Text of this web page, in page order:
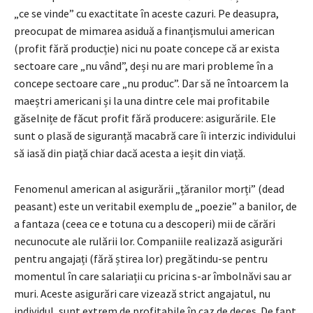
„ce se vinde” cu exactitate în aceste cazuri. Pe deasupra,
preocupat de mimarea asiduă a finanțismului american
(profit fără producție) nici nu poate concepe că ar exista
sectoare care „nu vând”, deși nu are mari probleme în a
concepe sectoare care „nu produc”. Dar să ne întoarcem la
maeștri americani și la una dintre cele mai profitabile
găselnițe de făcut profit fără producere: asigurările. Ele
sunt o plasă de siguranță macabră care îi interzic individului
să iasă din piață chiar dacă acesta a ieșit din viață.
Fenomenul american al asigurării „țăranilor morți” (dead
peasant) este un veritabil exemplu de „poezie” a banilor, de
a fantaza (ceea ce e totuna cu a descoperi) mii de cărări
necunocute ale rulării lor. Companiile realizază asigurări
pentru angajați (fără știrea lor) pregătindu-se pentru
momentul în care salariații cu pricina s-ar îmbolnăvi sau ar
muri. Aceste asigurări care vizează strict angajatul, nu